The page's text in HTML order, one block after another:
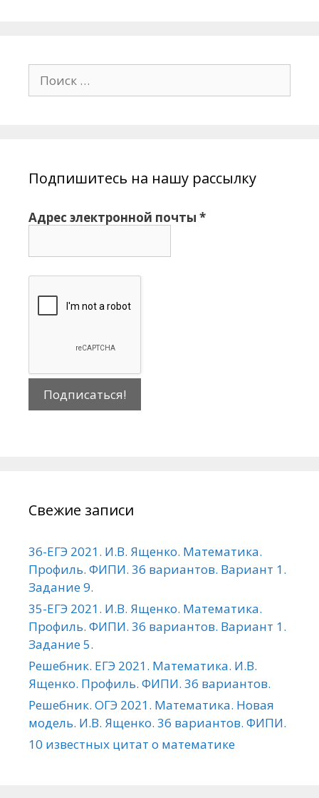
Подпишитесь на нашу рассылку
Адрес электронной почты *
Свежие записи
36-ЕГЭ 2021. И.В. Ященко. Математика.
Профиль. ФИПИ. 36 вариантов. Вариант 1.
Задание 9.
35-ЕГЭ 2021. И.В. Ященко. Математика.
Профиль. ФИПИ. 36 вариантов. Вариант 1.
Задание 5.
Решебник. ЕГЭ 2021. Математика. И.В.
Ященко. Профиль. ФИПИ. 36 вариантов.
Решебник. ОГЭ 2021. Математика. Новая
модель. И.В. Ященко. 36 вариантов. ФИПИ.
10 известных цитат о математике